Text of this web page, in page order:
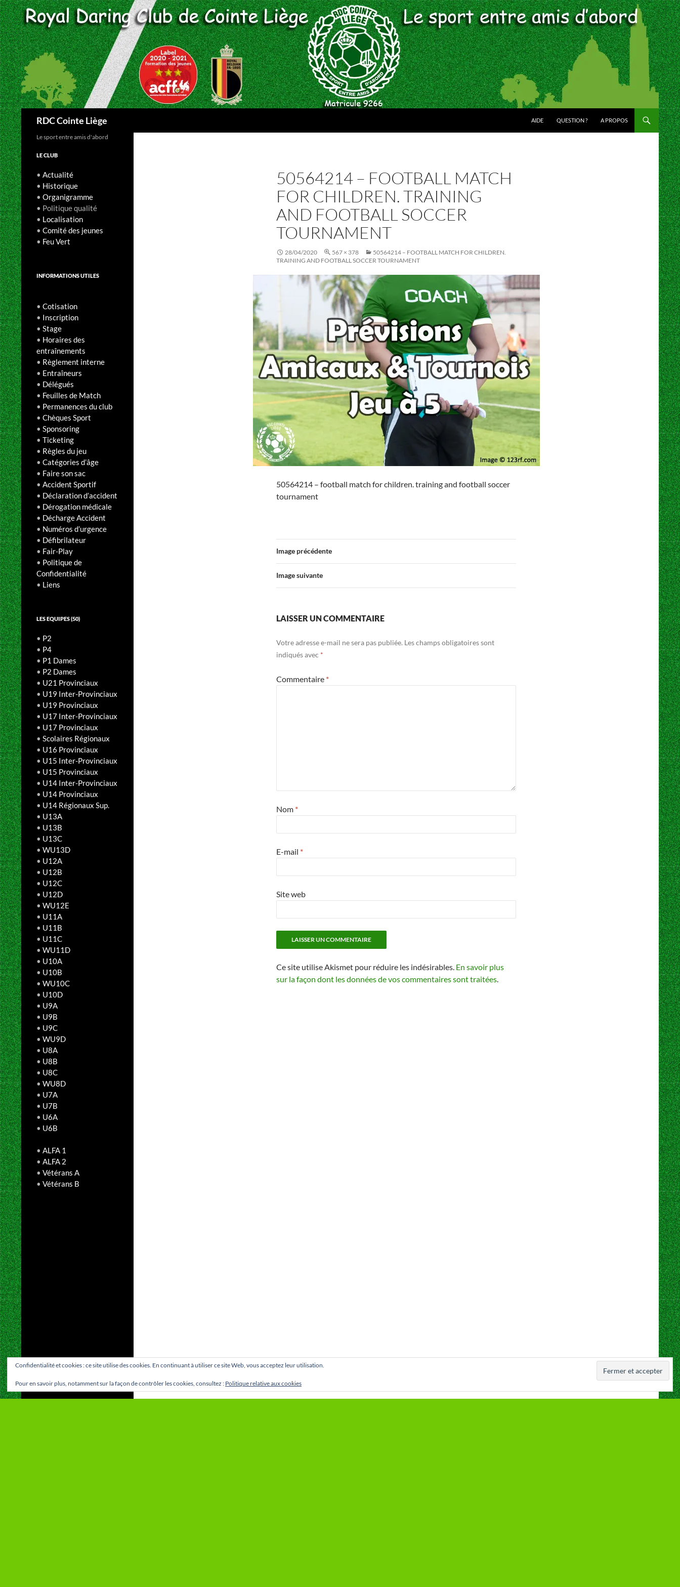
Aller
au
contenu
RDC Cointe Liège AIDE QUESTION ? A PROPOS
50564214 – FOOTBALL MATCH
FOR CHILDREN. TRAINING
AND FOOTBALL SOCCER
TOURNAMENT
28/04/2020 567 × 378
50564214 – FOOTBALL MATCH FOR CHILDREN.
TRAINING AND FOOTBALL SOCCER TOURNAMENT
50564214 – football match for children. training and football soccer
tournament
Image précédente
Image suivante
LAISSER UN COMMENTAIRE
Votre adresse e-mail ne sera pas publiée. Les champs obligatoires sont
indiqués avec *
Commentaire *
Nom *
E-mail *
Site web
Ce site utilise Akismet pour réduire les indésirables. En savoir plus
sur la façon dont les données de vos commentaires sont traitées.
Le sport entre amis d'abord
LE CLUB
• Actualité
• Historique
• Organigramme
• Politique qualité
• Localisation
• Comité des jeunes
• Feu Vert
INFORMATIONS UTILES
• Cotisation
• Inscription
• Stage
• Horaires des
entraînements
• Règlement interne
• Entraîneurs
• Délégués
• Feuilles de Match
• Permanences du club
• Chèques Sport
• Sponsoring
• Ticketing
• Règles du jeu
• Catégories d’âge
• Faire son sac
• Accident Sportif
• Déclaration d’accident
• Dérogation médicale
• Décharge Accident
• Numéros d’urgence
• Défibrilateur
• Fair-Play
• Politique de
Confidentialité
• Liens
LES EQUIPES (50)
• P2
• P4
• P1 Dames
• P2 Dames
• U21 Provinciaux
• U19 Inter-Provinciaux
• U19 Provinciaux
• U17 Inter-Provinciaux
• U17 Provinciaux
• Scolaires Régionaux
• U16 Provinciaux
• U15 Inter-Provinciaux
• U15 Provinciaux
• U14 Inter-Provinciaux
• U14 Provinciaux
• U14 Régionaux Sup.
• U13A
• U13B
• U13C
• WU13D
• U12A
• U12B
• U12C
• U12D
• WU12E
• U11A
• U11B
• U11C
• WU11D
• U10A
• U10B
• WU10C
• U10D
• U9A
• U9B
• U9C
• WU9D
• U8A
• U8B
• U8C
• WU8D
• U7A
• U7B
• U6A
• U6B
• ALFA 1
• ALFA 2
• Vétérans A
• Vétérans B
Confidentialité et cookies : ce site utilise des cookies. En continuant à utiliser ce site Web, vous acceptez leur utilisation.
Pour en savoir plus, notamment sur la façon de contrôler les cookies, consultez : Politique relative aux cookies